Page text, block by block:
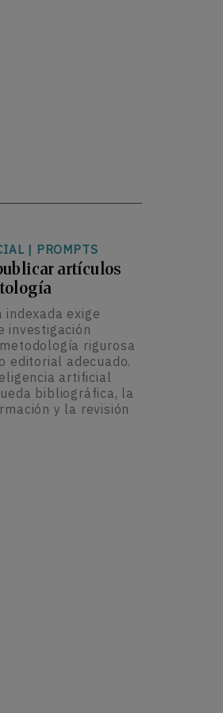
| PROMPTS
artículos
exige
investigación
rigurosa
editorial adecuado.
artificial
bibliográfica, la
y la revisión